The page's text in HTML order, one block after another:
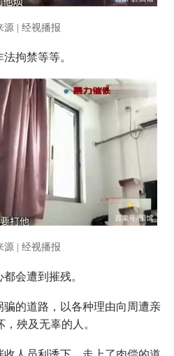
源 | 经视播报
拘禁等等。
源 | 经视播报
会遭到摧残。
的道路，以各种理由向周遭亲
殃及无辜的人。